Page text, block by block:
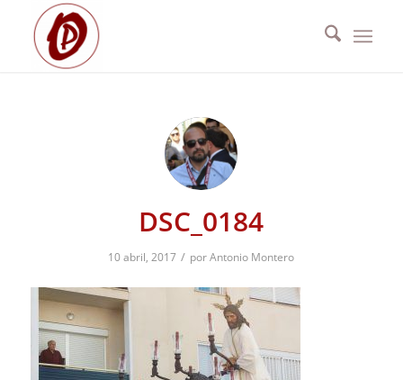
DSC_0184
10 abril, 2017 / porAntonio Montero